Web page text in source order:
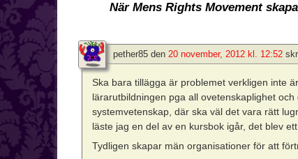
När Mens Rights Movement
pether85 den 20 november, 2012 kl. 12:52
Ska bara tillägga är problemet verkligen inte
lärarutbildningen pga all ovetenskaplighet
systemvetenskap, där ska väl det vara rätt
läste jag en del av en kursbok igår, det blev
Tydligen skapar män organisationer för att